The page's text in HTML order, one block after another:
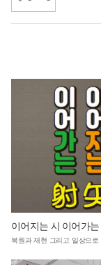
이어지는 시 이어가는
복원과 재현 그리고 일상으로